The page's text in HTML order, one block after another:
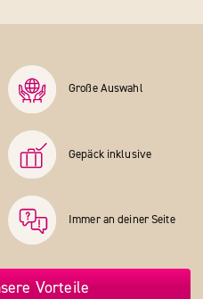
Große Auswahl
Gepäck inklusive
Immer an deiner Seite
Vorteile